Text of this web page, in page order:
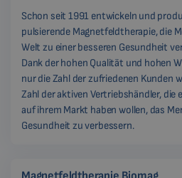
Schon seit 1991 entwickeln und
pulsierende Magnetfeldtherapie, die
Welt zu einer besseren Gesundheit
Dank der hohen Qualität und hohen
nur die Zahl der zufriedenen Kunden
Zahl der aktiven Vertriebshändler, die
auf ihrem Markt haben wollen, das
Gesundheit zu verbessern.